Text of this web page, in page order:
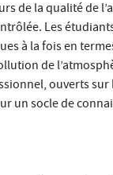
de la qualité de
Les
à la fois en
de
ouverts
un socle de